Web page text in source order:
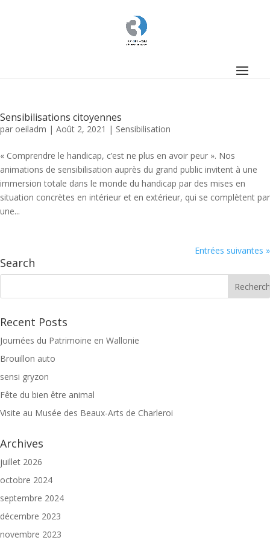
Sensibilisations citoyennes
par oeiladm | Août 2, 2021 | Sensibilisation
« Comprendre le handicap, c’est ne plus en avoir peur ». Nos
animations de sensibilisation auprès du grand public invitent à une
immersion totale dans le monde du handicap par des mises en
situation concrètes en intérieur et en extérieur, qui se complètent par
une...
Entrées suivantes »
Search
Recent Posts
Journées du Patrimoine en Wallonie
Brouillon auto
sensi gryzon
Fête du bien être animal
Visite au Musée des Beaux-Arts de Charleroi
Archives
juillet 2026
octobre 2024
septembre 2024
décembre 2023
novembre 2023